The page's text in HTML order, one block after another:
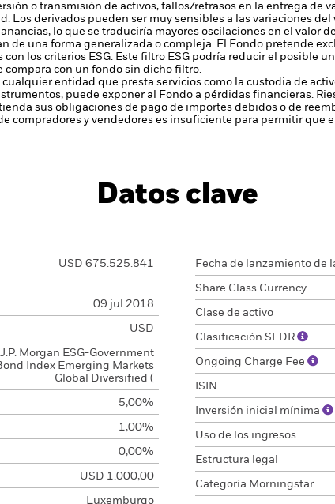
o transmisión de activos, fallos/retrasos en la entrega de
Los derivados pueden ser muy sensibles a las variaciones
lo que se traduciría mayores oscilaciones en el valor
de una forma generalizada o compleja. El Fondo pretende
los criterios ESG. Este filtro ESG podría reducir el posible
compara con un fondo sin dicho filtro.
entidad que presta servicios como la custodia de
puede exponer al Fondo a pérdidas financieras.
sus obligaciones de pago de importes debidos o de
compradores y vendedores es insuficiente para permitir que
Datos clave
USD 675.525.841
09 jul 2018
USD
J.P. Morgan ESG-Government
Index Emerging Markets
Global Diversified (
5,00%
1,00%
0,00%
USD 1.000,00
Luxemburgo
Fecha de lanzamiento de
Share Class Currency
Clase de activo
Clasificación SFDR
Ongoing Charge Fee
ISIN
Inversión inicial mínima
Uso de los ingresos
Estructura legal
Categoría Morningstar